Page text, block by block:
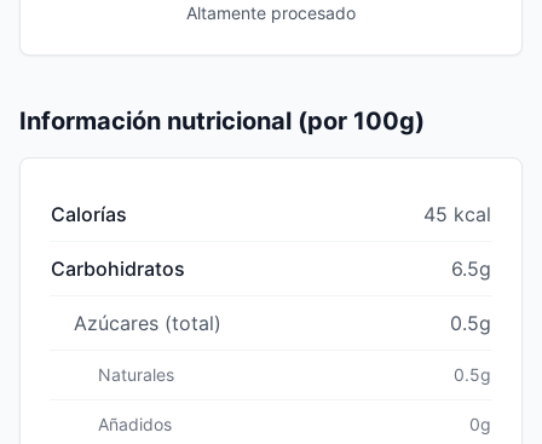
Altamente procesado
Información nutricional (por 100g)
Calorías 45 kcal
Carbohidratos 6.5g
Azúcares (total) 0.5g
Naturales 0.5g
Añadidos 0g